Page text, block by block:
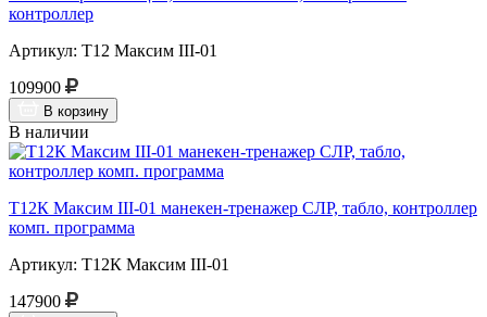
контроллер
Артикул: Т12 Максим III-01
109900
В корзину
В наличии
Т12К Максим III-01 манекен-тренажер СЛР, табло, контроллер
комп. программа
Артикул: Т12К Максим III-01
147900